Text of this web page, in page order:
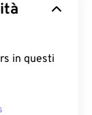
in questi